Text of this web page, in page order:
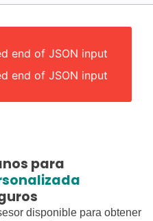
end of JSON input
disponible para obtener
y precisas.